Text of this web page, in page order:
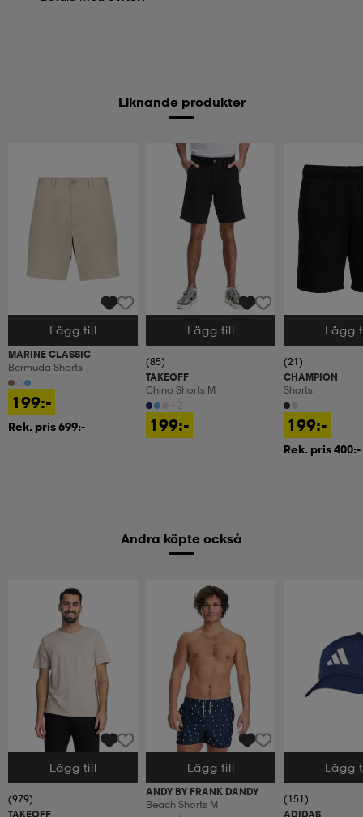
Liknande produkter
Välj storlek
Lägg till
MARINE CLASSIC
Bermuda Shorts
199:-
Rek. pris 699:-
Välj storlek
Lägg till
(85)
TAKEOFF
Chino Shorts M
199:-
Välj storlek
Lägg
(21)
CHAMPION
Shorts
199:-
Rek. pris 400:-
Andra köpte också
Välj storlek
Lägg till
(979)
TAKEOFF
Välj storlek
Lägg till
ANDY BY FRANK DANDY
Beach Shorts M
Välj storlek
Lägg
(151)
ADIDAS